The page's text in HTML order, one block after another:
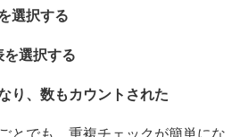
選択する
を選択する
り、数もカウントされた
とでも、重複チェックが簡単にな